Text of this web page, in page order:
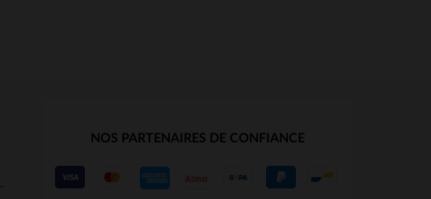
NOS PARTENAIRES DE CONFIANCE